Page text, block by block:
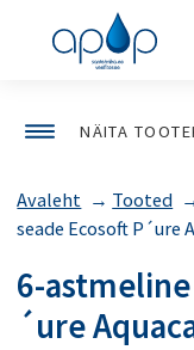
NÄITA
Avaleht → Tooted
seade Ecosoft P´ure
6-astmeline
´ure